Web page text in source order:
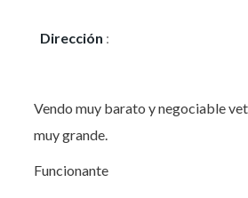
Dirección :
Vendo muy barato y negociable
muy grande.
Funcionante